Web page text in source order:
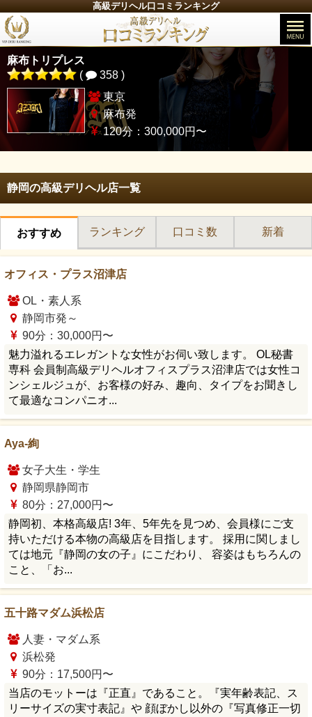
高級デリヘル口コミランキング
麻布トリプレス
(
358 )
東京
麻布発
120分：300,000円〜
静岡の高級デリヘル店一覧
おすすめ ランキング 口コミ数 新着
オフィス・プラス沼津店
OL・素人系
静岡市発～
90分：30,000円〜
魅力溢れるエレガントな女性がお伺い致します。 OL秘書
専科 会員制高級デリヘルオフィスプラス沼津店では女性コ
ンシェルジュが、お客様の好み、趣向、タイプをお聞きし
て最適なコンパニオ...
Aya-絢
女子大生・学生
静岡県静岡市
80分：27,000円〜
静岡初、本格高級店! 3年、5年先を見つめ、会員様にご支
持いただける本物の高級店を目指します。 採用に関しまし
ては地元『静岡の女の子』にこだわり、 容姿はもちろんの
こと、「お...
五十路マダム浜松店
人妻・マダム系
浜松発
90分：17,500円〜
当店のモットーは『正直』であること。『実年齢表記、ス
リーサイズの実寸表記』や 顔ぼかし以外の『写真修正一切